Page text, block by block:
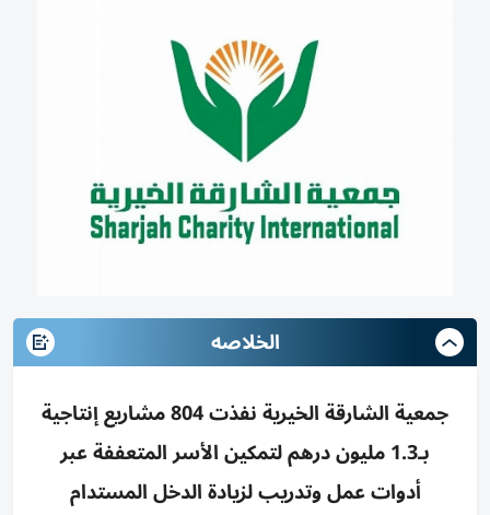
الخلاصه
جمعية الشارقة الخيرية نفذت 804 مشاريع إنتاجية
بـ1.3 مليون درهم لتمكين الأسر المتعففة عبر
أدوات عمل وتدريب لزيادة الدخل المستدام